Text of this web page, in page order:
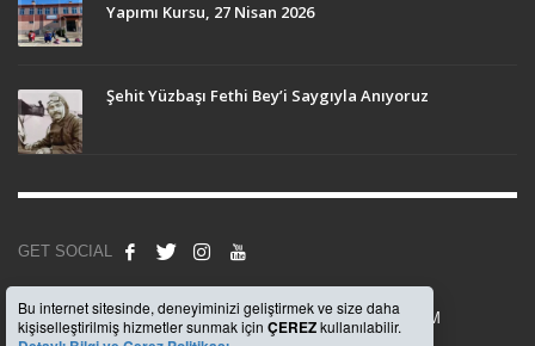
Yapımı Kursu, 27 Nisan 2026
Şehit Yüzbaşı Fethi Bey’i Saygıyla Anıyoruz
GET SOCIAL
© 2008Anadolu Beşiktaşlılar Derneği, Uygulama -WEBKOM
Bu internet sitesinde, deneyiminizi geliştirmek ve size daha
kişiselleştirilmiş hizmetler sunmak için ÇEREZkullanılabilir.